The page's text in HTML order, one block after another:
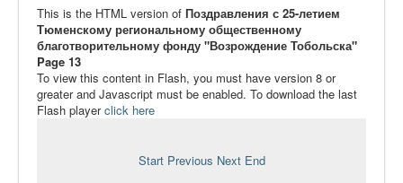
Контакты
Сайт проекта Достоевский
Ермаковополе.рф
This is the HTML version of Поздравления с 25-летием
Тюменскому региональному общественному
благотворительному фонду "Возрождение Тобольска"
Page 13
To view this content in Flash, you must have version 8 or
greater and Javascript must be enabled. To download the last
Flash playerclick here
Start Previous Next End